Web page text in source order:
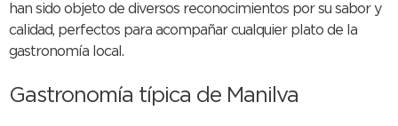
han sido objeto de diversos reconocimientos por su sabor y
calidad, perfectos para acompañar cualquier plato de la
gastronomía local.
Gastronomía típica de Manilva